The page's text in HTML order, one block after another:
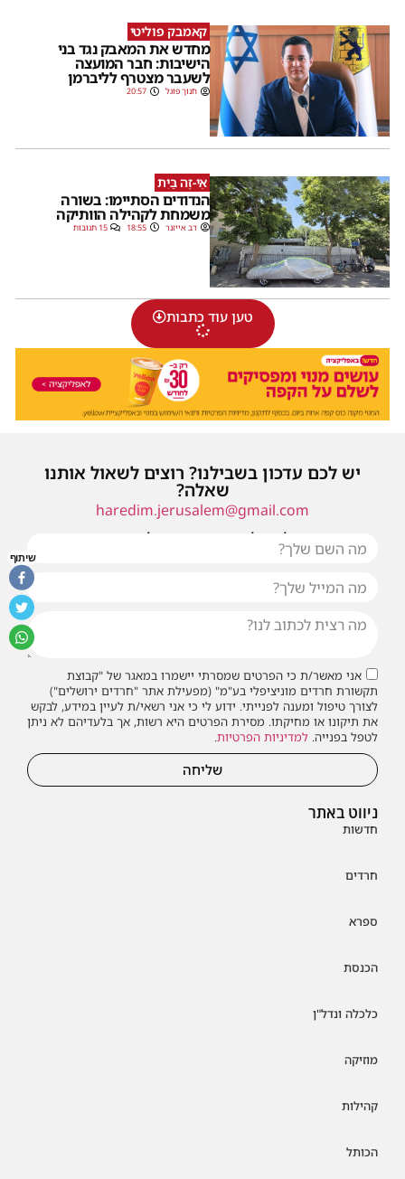
קאמבק פוליטי
מחדש את המאבק נגד בני
הישיבות: חבר המועצה
לשעבר מצטרף לליברמן
חנוך פוגל 20:57
אֵי-זֶה בַּיִת
הנדודים הסתיימו: בשורה
משמחת לקהילה הוותיקה
דב אייזנר 18:55 15 תגובות
טען עוד כתבות
ניווט באתר
חדשות
חרדים
ספרא
הכנסת
כלכלה ונדל"ן
מוזיקה
קהילות
הכותל
יש לכם עדכון בשבילנו? רוצים לשאול אותנו
שאלה?
haredim.jerusalem@gmail.com
או שילחו אלינו פנייה ונחזור אליכם בהקדם
אני מאשר/ת כי הפרטים שמסרתי יישמרו במאגר של "קבוצת
תקשורת חרדים מוניציפלי בע"מ" (מפעילת אתר "חרדים ירושלים")
לצורך טיפול ומענה לפנייתי. ידוע לי כי אני רשאי/ת לעיין במידע, לבקש
את תיקונו או מחיקתו. מסירת הפרטים היא רשות, אך בלעדיהם לא ניתן
לטפל בפנייה. למדיניות הפרטיות.
שליחה
שיתוף